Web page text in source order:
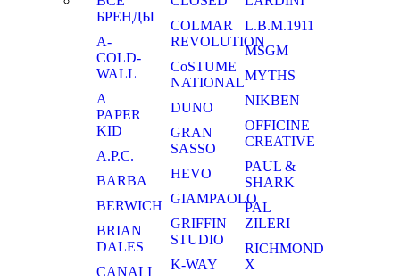
БРЕНДЫ
A-
COLD-
WALL
A
PAPER
KID
A.P.C.
BARBA
BERWICH
BRIAN
DALES
CANALI
COLMAR
REVOLUTION
CoSTUME
NATIONAL
DUNO
GRAN
SASSO
HEVO
GIAMPAOLO
GRIFFIN
STUDIO
K-WAY
L.B.M.1911
MSGM
MYTHS
NIKBEN
OFFICINE
CREATIVE
PAUL &
SHARK
PAL
ZILERI
RICHMOND
X